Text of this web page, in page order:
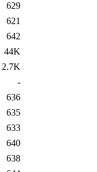
629
621
642
44K
2.7K
-
636
635
633
640
638